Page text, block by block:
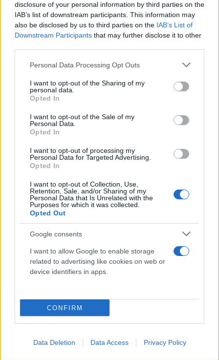
disclosure of your personal information by third parties on the
IAB’s list of downstream participants. This information may
also be disclosed by us to third parties on the IAB’s List of
Downstream Participants that may further disclose it to other
Please note that this website/app uses one or more Google
not limited to your visit or usage behaviour. You may click to
grant or deny consent to Google and its third-party tags to
use your data for below specified purposes in below Google
consent section.
Personal Data Processing Opt Outs
I want to opt-out of the Sharing of my
personal data.
Opted In
I want to opt-out of the Sale of my
Personal Data.
Opted In
I want to opt-out of processing my
Personal Data for Targeted Advertising.
Opted In
I want to opt-out of Collection, Use,
Retention, Sale, and/or Sharing of my
Personal Data that Is Unrelated with the
Purposes for which it was collected.
Opted Out
Google consents
I want to allow Google to enable storage
related to advertising like cookies on web or
device identifiers in apps.
CONFIRM
Data Deletion Data Access Privacy Policy
πλήρως ακόμα το πρόβλημα τραυματισμού που
τον ταλαιπωρεί. Ο 25χρονος σέντερ της
«γαλανόλευκης» θα κάνει ατομικό πρόγραμμα στο
ρεπό της Εθνικής την Τετάρτη (7/9) προκειμένου
τότε θα αγωνιστεί απέναντι στην Εσθονία, στο
τελευταίο ματς της φάσης των Ομίλων (8/9).